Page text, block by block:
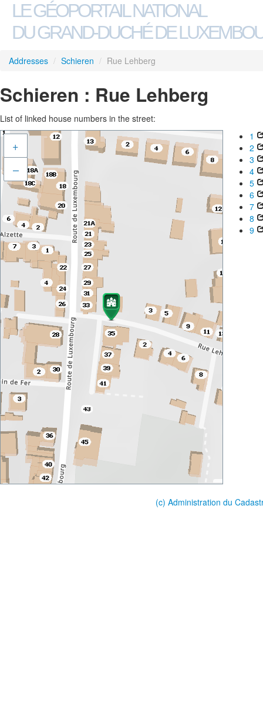
LE GÉOPORTAIL NATIONAL
DU GRAND-DUCHÉ DE
Addresses / Schieren / Rue Lehberg
Schieren : Rue Lehberg
List of linked house numbers in the street:
+
–
1
2
3
4
5
6
7
8
9
(c) Administration du